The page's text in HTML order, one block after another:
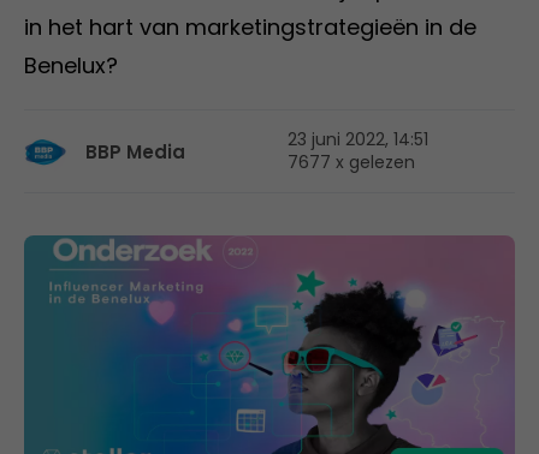
in het hart van marketingstrategieën in de
Benelux?
BBP Media
23 juni 2022, 14:51
7677 x gelezen